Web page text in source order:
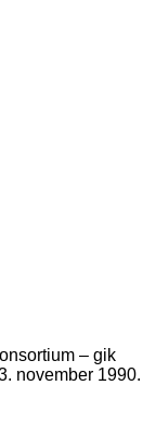
– gik
november 1990.